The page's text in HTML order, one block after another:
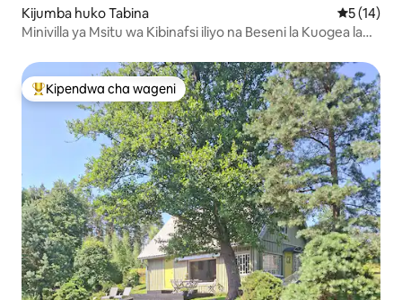
Kijumba huko Tabina Ukadiriaji
5 (14)
Minivilla ya Msitu wa Kibinafsi iliyo na Beseni la Kuogea la
Kipendwa maarufu cha wageni
Kipendwa cha wageni